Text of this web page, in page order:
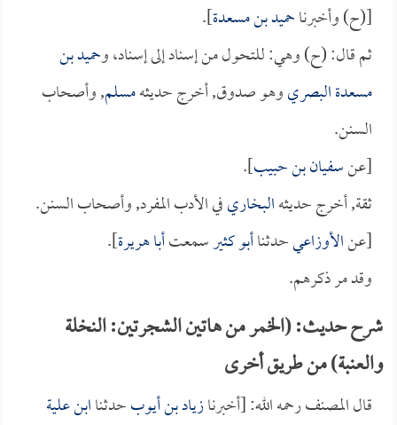
[(ح) وأخبرناحميد بن مسعدة].
ثم قال: (ح) وهي: للتحول من إسناد إلى إسناد، وحميد بن
مسعدة البصريوهو صدوق, أخرج حديثهمسلم, وأصحاب
السنن.
[عنسفيان بن حبيب].
ثقة, أخرج حديثهالبخاريفي الأدب المفرد, وأصحاب السنن.
[عنالأوزاعيحدثناأبو كثيرسمعتأبا هريرة].
وقد مر ذكرهم.
شرح حديث: (الخمر من هاتين الشجرتين: النخلة
والعنبة) من طريق أخرى
قال المصنف رحمه الله: [أخبرنازياد بن أيوبحدثناابن علية